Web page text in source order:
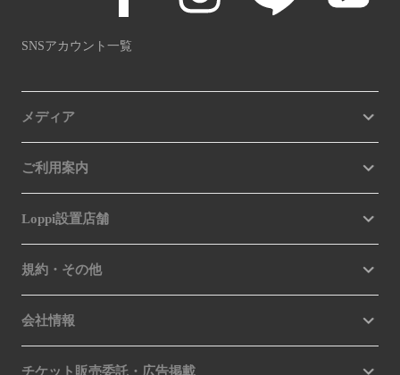
SNSアカウント一覧
メディア
ご利用案内
Loppi設置店舗
規約・その他
会社情報
チケット販売委託・広告掲載